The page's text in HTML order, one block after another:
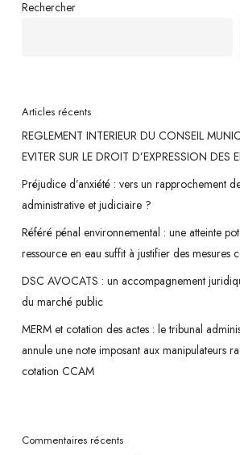
Rechercher
Articles récents
REGLEMENT INTERIEUR DU CONSEIL
EVITER SUR LE DROIT D’EXPRESSION DES
Préjudice d’anxiété : vers un rapprochement
administrative et judiciaire ?
Référé pénal environnemental : une atteinte
ressource en eau suffit à justifier des mesures
DSC AVOCATS : un accompagnement
du marché public
MERM et cotation des actes : le tribunal
annule une note imposant aux manipulateurs
cotation CCAM
Commentaires récents